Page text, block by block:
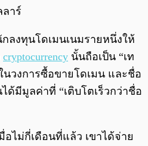
ลาร์
กลงทุนโดเมนเนมรายหนึ่งให้
cryptocurrency นั้นถือเป็น “เท
วงการซื้อขายโดเมน และชื่อ
ด้มีมูลค่าที่ “เติบโตเร็วกว่าชื่อ
อไม่กี่เดือนที่แล้ว เขาได้จ่าย